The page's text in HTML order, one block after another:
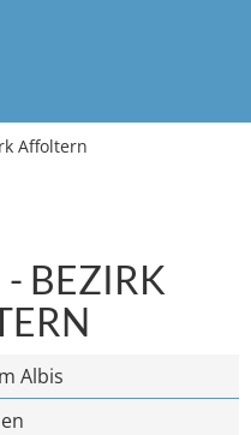
Affoltern
BEZIRK
Albis